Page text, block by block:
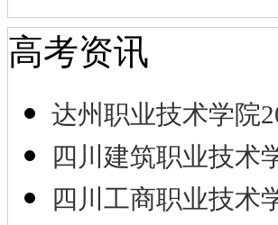
高考资讯
达州职业技术学院
四川建筑职业技术
四川工商职业技术